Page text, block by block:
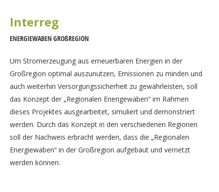
Interreg
ENERGIEWABEN GROßREGION
Um Stromerzeugung aus erneuerbaren Energien in der
Großregion optimal auszunutzen, Emissionen zu minden und
auch weiterhin Versorgungssicherheit zu gewährleisten, soll
das Konzept der „Regionalen Enerigewaben“ im Rahmen
dieses Projektes ausgearbeitet, simuliert und demonstriert
werden. Durch das Konzept in den verschiedenen Regionen
soll der Nachweis erbracht werden, dass die „Regionalen
Energiewaben“ in der Großregion aufgebaut und vernetzt
werden können.